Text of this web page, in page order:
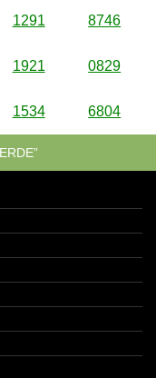
1291 8746
1921 0829
1534 6804